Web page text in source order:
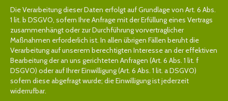
Die Verarbeitung dieser Daten erfolgt auf Grundlage von Art. 6 Abs.
1 lit. b DSGVO, sofern Ihre Anfrage mit der Erfüllung eines Vertrags
zusammenhängt oder zur Durchführung vorvertraglicher
Maßnahmen erforderlich ist. In allen übrigen Fällen beruht die
Verarbeitung auf unserem berechtigten Interesse an der effektiven
Bearbeitung der an uns gerichteten Anfragen (Art. 6 Abs. 1 lit. f
DSGVO) oder auf Ihrer Einwilligung (Art. 6 Abs. 1 lit. a DSGVO)
sofern diese abgefragt wurde; die Einwilligung ist jederzeit
widerrufbar.